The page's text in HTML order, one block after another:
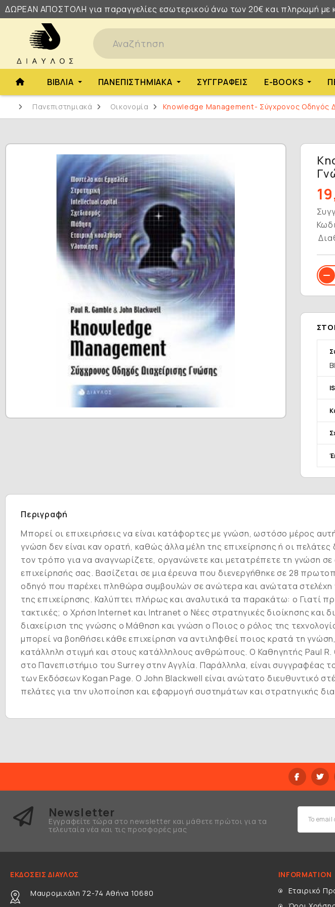
ΔΩΡΕΑΝ ΑΠΟΣΤΟΛΗ για παραγγελίες εσωτερικού άνω των 20€ και πληρωμή
ΒΙΒΛΊΑ ΠΑΝΕΠΙΣΤΗΜΙΑΚΆ ΣΥΓΓΡΑΦΕΊΣ E-BOOKS
Πανεπιστημιακά Οικονομία Knowledge Management- Σύγχρονος Οδηγός
Περιγραφή
Μπορεί οι επιχειρήσεις να είναι κατάφορτες με γνώση, ωστόσο μέρος
γνώση δεν είναι καν ορατή, καθώς άλλα μέλη της επιχείρησης ή οι
τον τρόπο για να αναγνωρίζετε, οργανώνετε και μετατρέπετε τη γνώση
επιχείρησής σας. Βασίζεται σε μια έρευνα που διενεργήθηκε σε 28
οδηγό που παρέχει πληθώρα συμβουλών σε ανώτερα και ανώτατα
της επιχείρησης. Καλύπτει πλήρως και αναλυτικά τα παρακάτω: o Γιατί
τακτικές; o Χρήση Internet και Intranet o Νέες στρατηγικές διοίκησης
διαχείριση της γνώσης o Μάθηση και γνώση o Ποιος ο ρόλος της
μπορεί να βοηθήσει κάθε επιχείρηση να αντιληφθεί ποιος κρατά τη
κατάλληλη στιγμή και στους κατάλληλους ανθρώπους. Ο Καθηγητής Paul
στο Πανεπιστήμιο του Surrey στην Αγγλία. Παράλληλα, είναι
των Εκδόσεων Kogan Page. Ο John Blackwell είναι ανώτατο διευθυντικό
πελάτες για την υλοποίηση και εφαρμογή συστημάτων και στρατηγικής
Newsletter
Εγγραφείτε τώρα στο newsletter και μάθετε πρώτοι για τα
τελευταία νέα και τις προσφορές μας
ΕΚΔΟΣΕΙΣ ΔΙΑΥΛΟΣ
Μαυρομιχάλη 72-74 Αθήνα 10680
INFORMATION
Εταιρικό